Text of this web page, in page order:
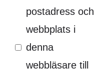
postadress och
webbplats i
denna
webbläsare till